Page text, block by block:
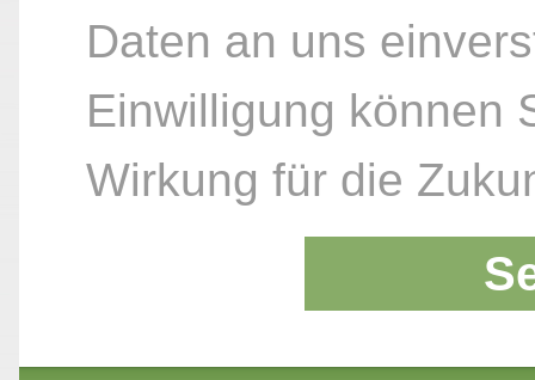
Daten an uns
Einwilligung können
Wirkung für die